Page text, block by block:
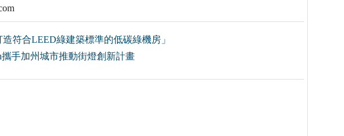
符合LEED綠建築標準的低碳綠機房」
手加州城市推動街燈創新計畫